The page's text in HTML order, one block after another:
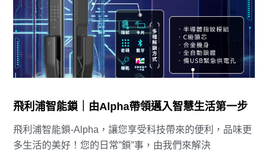
飛利浦智能鎖｜由Alpha帶領邁入智慧生活第一步
飛利浦智能鎖-Alpha，讓您享受科技帶來的便利，品味更
多生活的美好！您的日常”鎖”事，由我們來解決